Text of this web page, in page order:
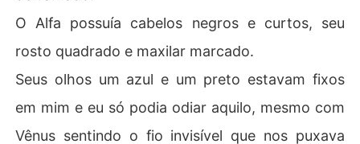
O Alfa possuía cabelos negros e curtos, seu
rosto quadrado e maxilar marcado.
Seus olhos um azul e um preto estavam fixos
em mim e eu só podia odiar aquilo, mesmo com
Vênus sentindo o fio invisível que nos puxava